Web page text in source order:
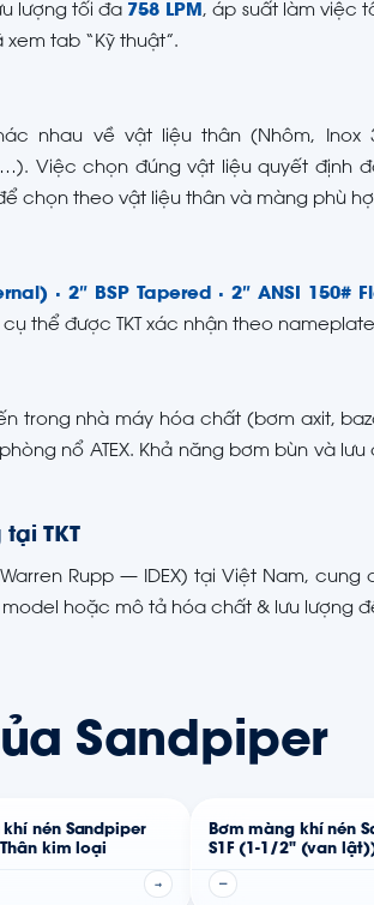
lượng tối đa 758 LPM, áp suất làm việc
tab “Kỹ thuật”.
nhau về vật liệu thân (Nhôm, Inox
Việc chọn đúng vật liệu quyết
chọn theo vật liệu thân và màng phù
· 2″ BSP Tapered · 2″ ANSI 150#
thể được TKT xác nhận theo
trong nhà máy hóa chất (bơm axit,
nổ ATEX. Khả năng bơm bùn và
TKT
Rupp — IDEX) tại Việt Nam,
hoặc mô tả hóa chất & lưu lượng
Sandpiper
khí nén Sandpiper
kim loại
→
Bơm màng khí nén
S1F (1-1/2" (van
kim loại
—